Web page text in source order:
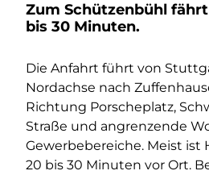
Zum Schützenbühl
bis 30 Minuten.
Die Anfahrt führt von
Nordachse nach
Richtung Porscheplatz,
Straße und angrenzende
Gewerbebereiche. Meist ist
20 bis 30 Minuten vor Ort.